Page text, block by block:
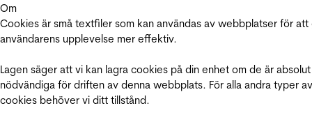
Om
Cookies är små textfiler som kan användas av webbplatser för att
användarens upplevelse mer effektiv.
Lagen säger att vi kan lagra cookies på din enhet om de är absolut
nödvändiga för driften av denna webbplats. För alla andra typer av
cookies behöver vi ditt tillstånd.